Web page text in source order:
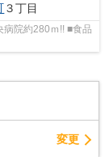
３丁目
院約280ｍ!! ■食品
変更